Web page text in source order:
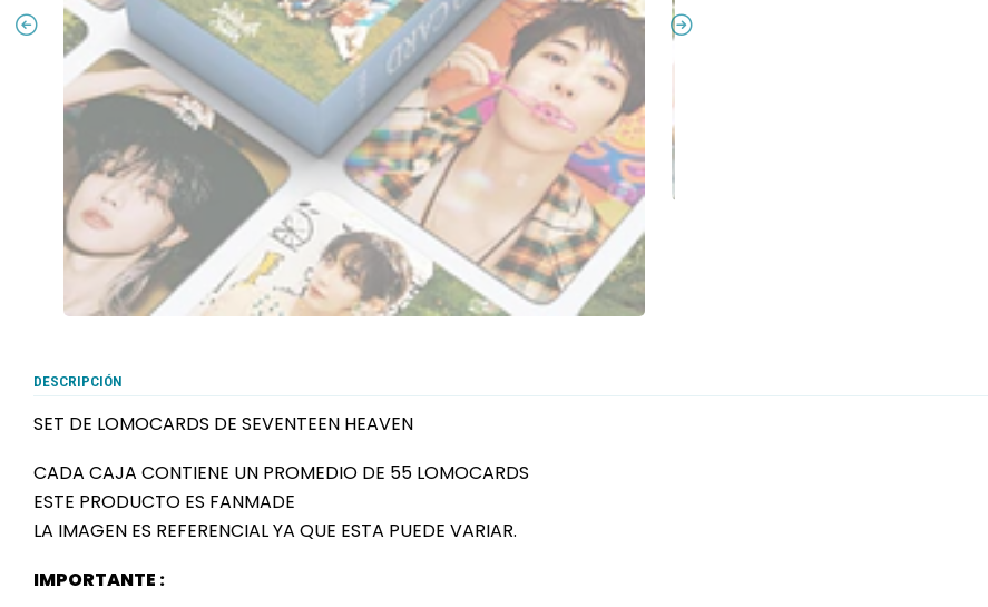
DESCRIPCIÓN
SET DE LOMOCARDS DE SEVENTEEN HEAVEN
CADA CAJA CONTIENE UN PROMEDIO DE 55 LOMOCARDS
ESTE PRODUCTO ES FANMADE
LA IMAGEN ES REFERENCIAL YA QUE ESTA PUEDE VARIAR.
IMPORTANTE :